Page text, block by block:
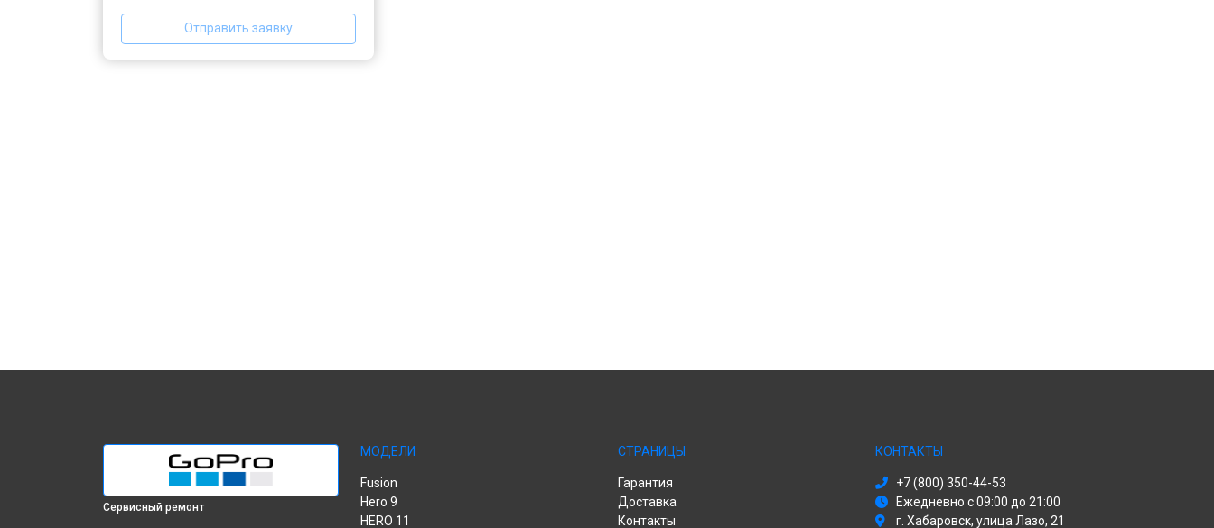
Отправить заявку
Сервисный ремонт
МОДЕЛИ
Fusion
Hero 9
HERO 11
СТРАНИЦЫ
Гарантия
Доставка
Контакты
КОНТАКТЫ
+7 (800) 350-44-53
Ежедневно с 09:00 до 21:00
г. Хабаровск, улица Лазо, 21